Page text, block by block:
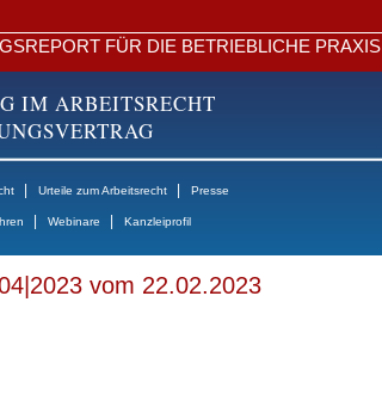
FÜR DIE BETRIEBLICHE PRAXIS
IM ARBEITSRECHT
Urteile zum Arbeitsrecht Presse
Webinare Kanzleiprofil
vom 22.02.2023